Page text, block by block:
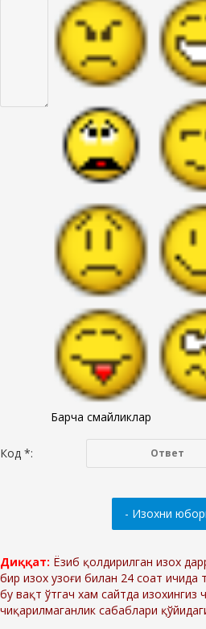
Барча смайликлар
Код *:
Диққат: Ёзиб қолдирилган изох
бир изох узоғи билан 24 соат
бу вақт ўтгач хам сайтда изохингиз
чиқарилмаганлик сабаблари